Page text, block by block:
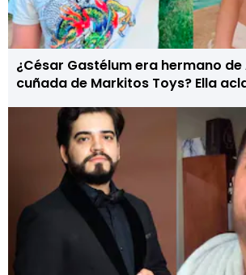
¿César Gastélum era hermano de
cuñada de Markitos Toys? Ella